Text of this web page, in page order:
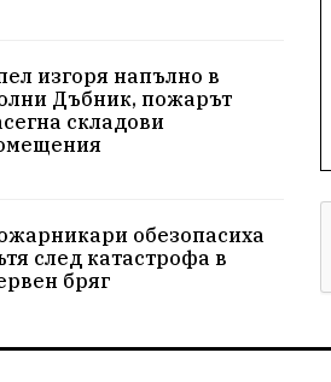
изгоря напълно в
Дъбник, пожарът
складови
обезопасиха
след катастрофа в
бряг